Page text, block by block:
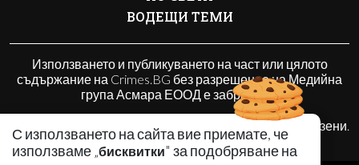
С използването на сайта вие приемате, че
използваме „бисквитки" за подобряване на
ВОДЕЩИ ТЕМИ
Използването и публикуването на част или цялото
съдържание на Crimes.BG без разрешение на Медийна
група Асмара ЕООД е забранено.
© 2010 - 2026 | Crimes.BG. Всички права запазени.